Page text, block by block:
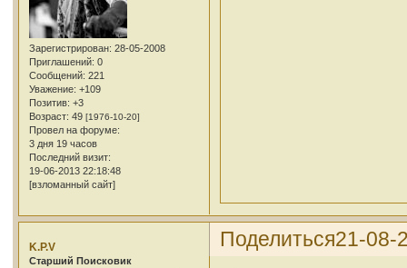
Зарегистрирован: 28-05-2008
Приглашений: 0
Сообщений: 221
Уважение: +109
Позитив: +3
Возраст: 49 [1976-10-20]
Провел на форуме:
3 дня 19 часов
Последний визит:
19-06-2013 22:18:48
[взломанный сайт]
Поделиться21-08-
K.P.V
Cтарший Поисковик